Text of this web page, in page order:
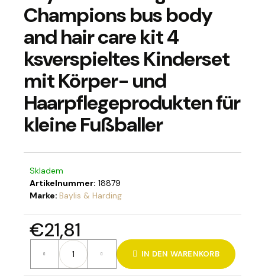
Champions bus body
and hair care kit 4
ksverspieltes Kinderset
mit Körper- und
Haarpflegeprodukten für
kleine Fußballer
Skladem
Artikelnummer: 18879
Marke: Baylis & Harding
€21,81
Verkaufspreis:
IN DEN WARENKORB
SUCHEN